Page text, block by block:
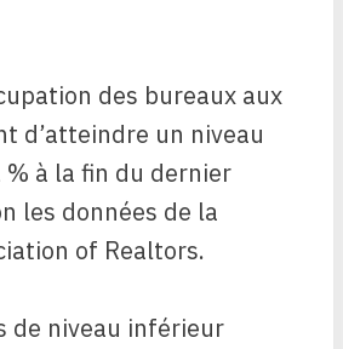
des bureaux aux
d’atteindre un niveau
à la fin du dernier
les données de la
of Realtors.
de niveau inférieur